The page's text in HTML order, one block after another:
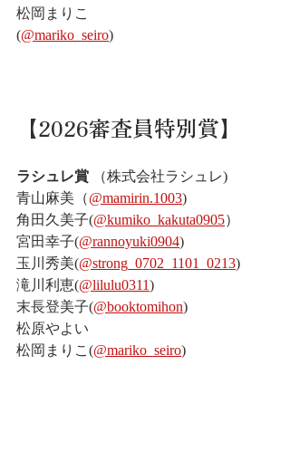
松岡まりこ
(@mariko_seiro)
【2026審査員特別賞】
ラシュレ賞
（株式会社ラシュレ)
青山麻美（@mamirin.1003)
角田久美子(@kumiko_kakuta0905）
宮田幸子(@rannoyuki0904)
玉川秀美(@strong_0702_1101_0213)
滝川利恵(@lilulu0311)
末長登美子(@booktomihon)
松原やよい
松岡まりこ(@mariko_seiro)